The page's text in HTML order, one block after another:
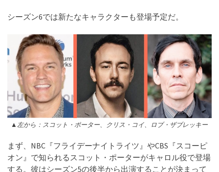
シーズン6では新たなキャラクターも登場予定だ。
▲左から：スコット・ポーター、クリス・コイ、ロブ・ザブレッキー
まず、NBC『フライデーナイトライツ』やCBS『スコーピ
オン』で知られるスコット・ポーターがキャロル役で登場
する。彼はシーズン5の後半から出演することが決まって